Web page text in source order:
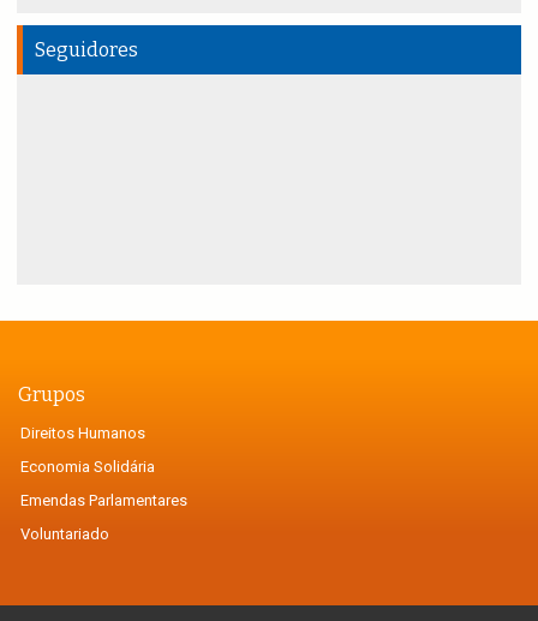
Seguidores
Grupos
Direitos Humanos
Economia Solidária
Emendas Parlamentares
Voluntariado